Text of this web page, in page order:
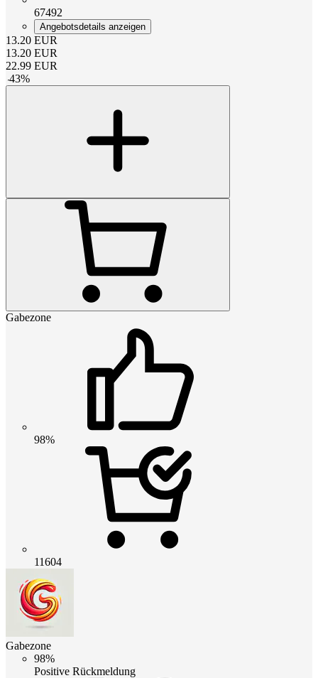
67492
Angebotsdetails anzeigen
13.20 EUR
13.20 EUR
22.99 EUR
-43%
Gabezone
98%
11604
Gabezone
98%
Positive Rückmeldung